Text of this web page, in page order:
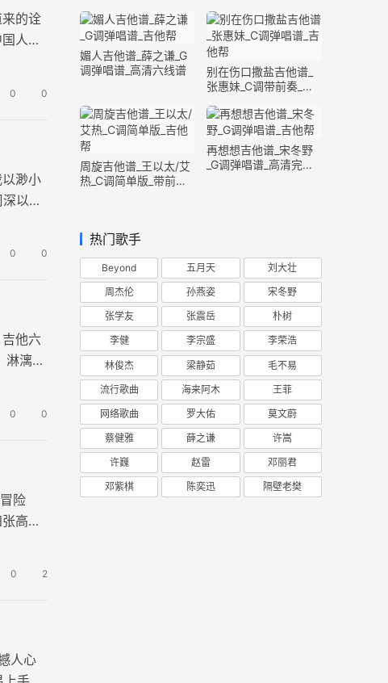
的诠
人文
0 0
渺小
以纯
0 0
他六
淋漓展
0 0
险
高清
0 2
人心
媚人吉他谱_薛之谦_G
调弹唱谱_高清六线谱
别在伤口撒盐吉他谱_
张惠妹_C调带前奏_完
周旋吉他谱_王以太/艾
热_C调简单版_带前奏
再想想吉他谱_宋冬野
_G调弹唱谱_高清完整
热门歌手
Beyond 五月天 刘大壮
周杰伦 孙燕姿 宋冬野
张学友 张震岳 朴树
李健 李宗盛 李荣浩
林俊杰 梁静茹 毛不易
流行歌曲 海来阿木 王菲
网络歌曲 罗大佑 莫文蔚
蔡健雅 薛之谦 许嵩
许巍 赵雷 邓丽君
邓紫棋 陈奕迅 隔壁老樊